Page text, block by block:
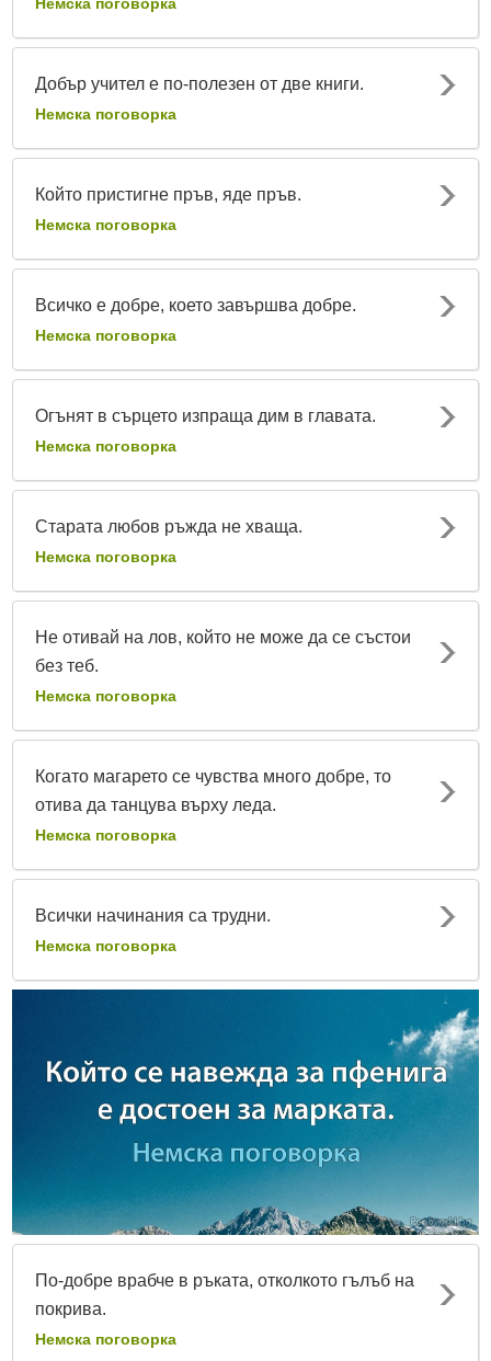
Немска поговорка
Добър учител е по-полезен от две книги.
Немска поговорка
Който пристигне пръв, яде пръв.
Немска поговорка
Всичко е добре, което завършва добре.
Немска поговорка
Огънят в сърцето изпраща дим в главата.
Немска поговорка
Старата любов ръжда не хваща.
Немска поговорка
Не отивай на лов, който не може да се състои
без теб.
Немска поговорка
Когато магарето се чувства много добре, то
отива да танцува върху леда.
Немска поговорка
Всички начинания са трудни.
Немска поговорка
По-добре врабче в ръката, отколкото гълъб на
покрива.
Немска поговорка